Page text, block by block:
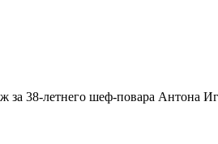
38-летнего шеф-повара Антона